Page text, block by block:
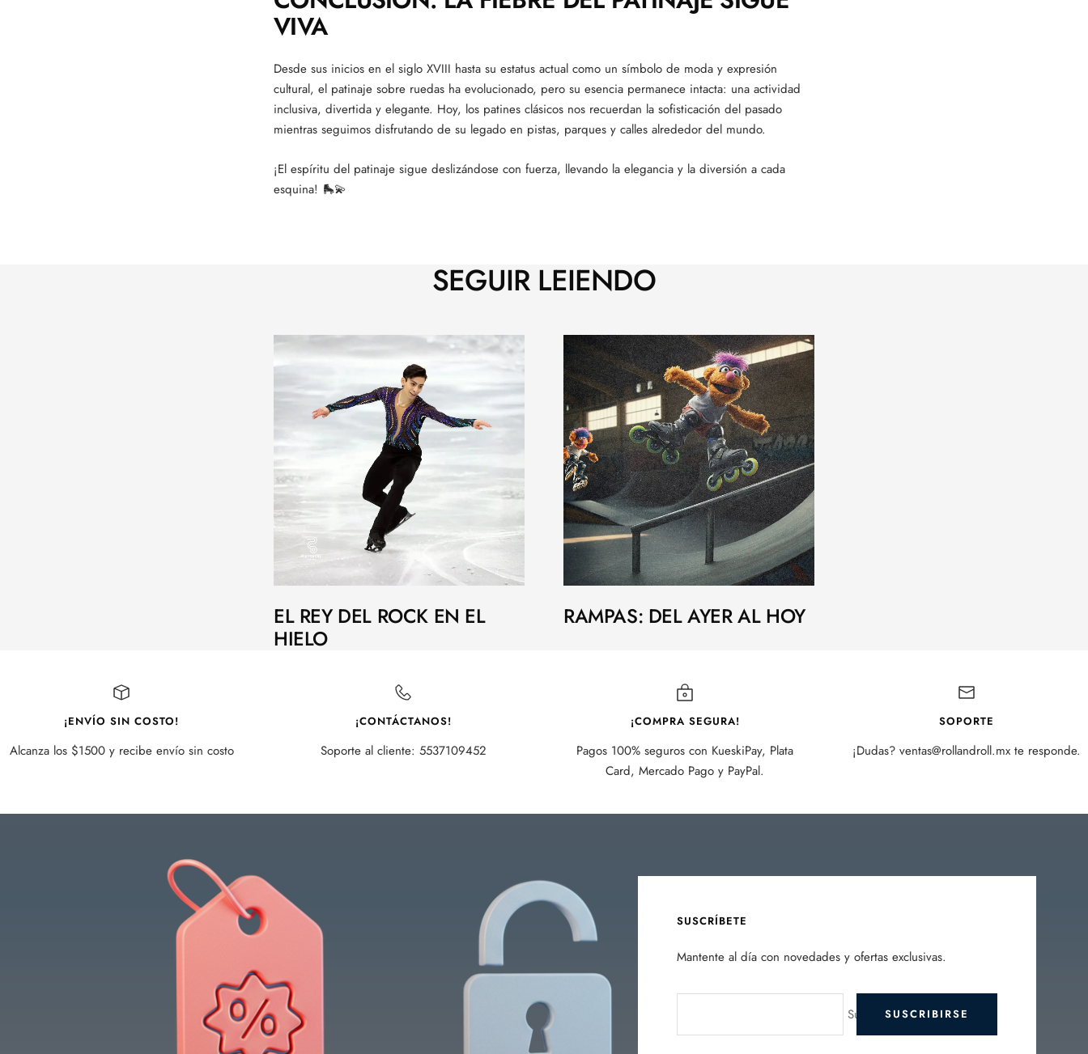
VIVA
Desde sus inicios en el siglo XVIII hasta su estatus actual como un símbolo de moda y expresión
cultural, el patinaje sobre ruedas ha evolucionado, pero su esencia permanece intacta: una actividad
inclusiva, divertida y elegante. Hoy, los patines clásicos nos recuerdan la sofisticación del pasado
mientras seguimos disfrutando de su legado en pistas, parques y calles alrededor del mundo.
¡El espíritu del patinaje sigue deslizándose con fuerza, llevando la elegancia y la diversión a cada
esquina! 🛼💫
SEGUIR LEIENDO
EL REY DEL ROCK EN EL
HIELO
RAMPAS: DEL AYER AL HOY
¡ENVÍO SIN COSTO!
Alcanza los $1500 y recibe envío sin costo
¡CONTÁCTANOS!
Soporte al cliente: 5537109452
¡COMPRA SEGURA!
Pagos 100% seguros con KueskiPay, Plata
Card, Mercado Pago y PayPal.
SOPORTE
¡Dudas? ventas@rollandroll.mx te responde.
SUSCRÍBETE
Mantente al día con novedades y ofertas exclusivas.
Su e-mailSUSCRIBIRSE